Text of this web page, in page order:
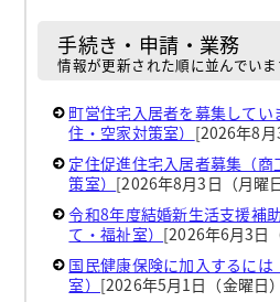
手続き・申請・業務
情報が更新された順に並んでいま
町営住宅入居者を募集して
住・空家対策室） [2026年8
定住促進住宅入居者募集（
策室） [2026年8月3日（月曜
令和8年度結婚新生活支援
て・福祉室） [2026年6月3日
国民健康保険に加入するに
室） [2026年5月1日（金曜日